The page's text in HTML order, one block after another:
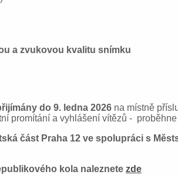
a zvukovou kvalitu snímku
řijímány do 9. ledna 2026 na místně
promítání a vyhlášení vítězů -
část Praha 12 ve spolupráci s
kola naleznete zde